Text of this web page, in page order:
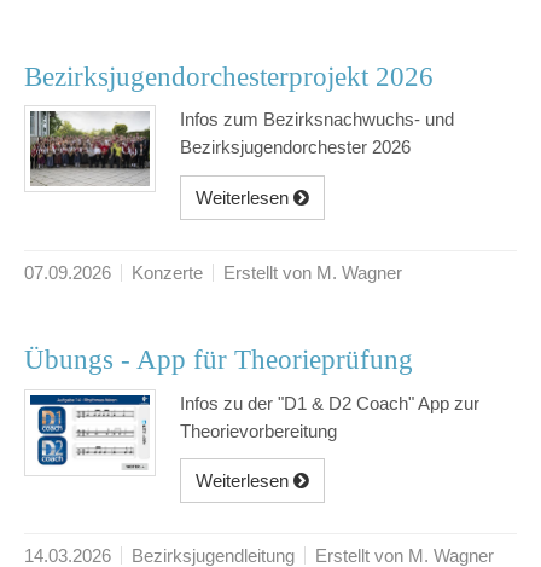
Bezirksjugendorchesterprojekt 2026
Infos zum Bezirksnachwuchs- und
Bezirksjugendorchester 2026
Weiterlesen
07.09.2026 Konzerte Erstellt von M. Wagner
Übungs - App für Theorieprüfung
Infos zu der "D1 & D2 Coach" App zur
Theorievorbereitung
Weiterlesen
14.03.2026 Bezirksjugendleitung Erstellt von M. Wagner